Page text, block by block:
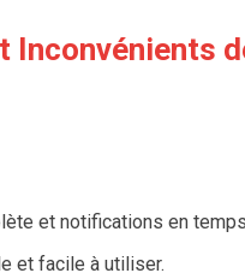
Inconvénients
et notifications en
et facile à utiliser.